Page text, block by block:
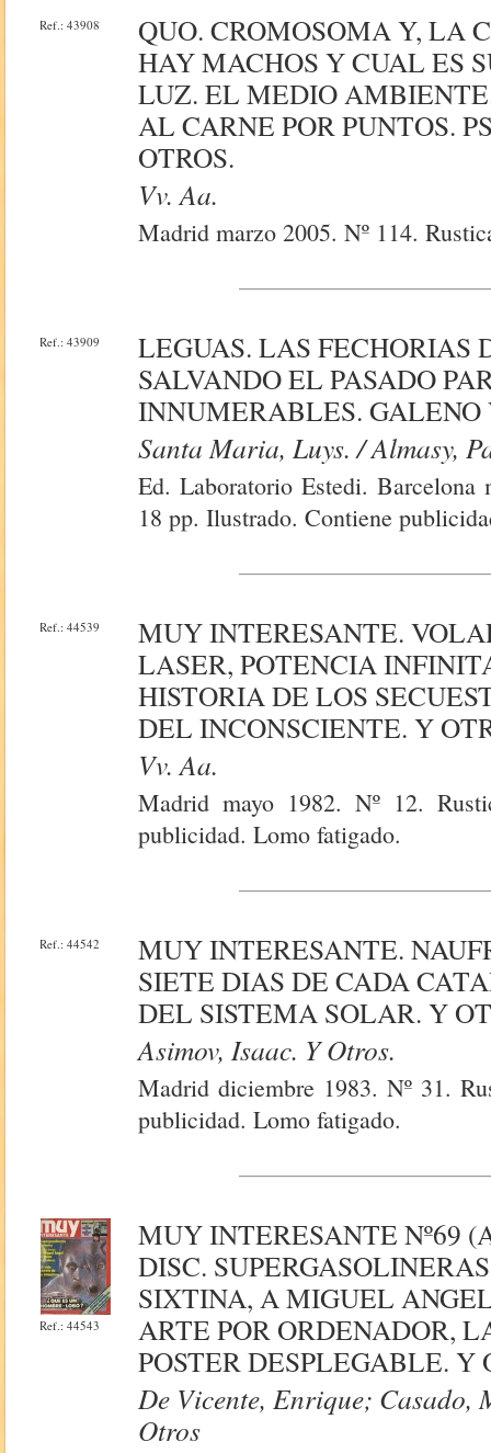
Ref.: 43908
QUO. CROMOSOMA Y, LA
HAY MACHOS Y CUAL ES
LUZ. EL MEDIO
AL CARNE POR PUNTOS.
OTROS.
Vv. Aa.
Madrid marzo 2005. Nº 114.
Ref.: 43909
LEGUAS. LAS FECHORIAS
SALVANDO EL PASADO
INNUMERABLES. GALENO
Santa Maria, Luys. / Almasy,
Ed. Laboratorio Estedi.
18 pp. Ilustrado. Contiene
Ref.: 44539
MUY INTERESANTE.
LASER, POTENCIA
HISTORIA DE LOS
DEL INCONSCIENTE. Y
Vv. Aa.
Madrid mayo 1982. Nº 12.
publicidad. Lomo fatigado.
Ref.: 44542
MUY INTERESANTE.
SIETE DIAS DE CADA
DEL SISTEMA SOLAR. Y
Asimov, Isaac. Y Otros.
Madrid diciembre 1983. Nº 31.
publicidad. Lomo fatigado.
Ref.: 44543
MUY INTERESANTE Nº69
DISC.
SIXTINA, A MIGUEL
ARTE POR ORDENADOR,
POSTER DESPLEGABLE. Y
De Vicente, Enrique; Casado,
Otros